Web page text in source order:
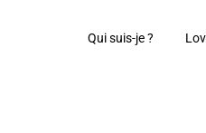
Qui suis-je ?